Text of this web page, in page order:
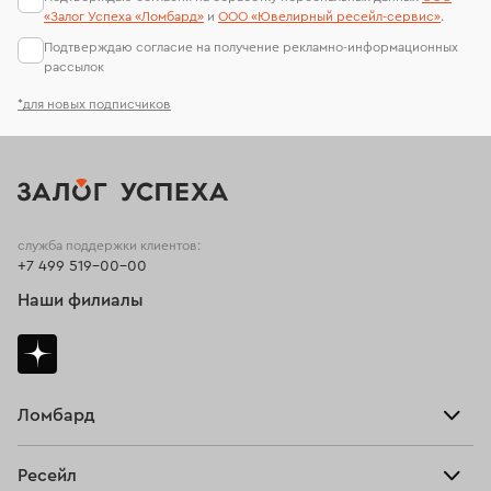
*для новых подписчиков
«Залог Успеха «Ломбард» и ООО «Ювелирный ресейл-сервиc».
Подтверждаю согласие на получение рекламно-информационных
рассылок
Ломбард
Ресейл
служба поддержки клиентов:
+7 499 519-00-00
Наши филиалы